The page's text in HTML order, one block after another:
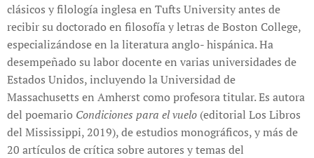
clásicos y filología inglesa en Tufts University antes de
recibir su doctorado en filosofía y letras de Boston College,
especializándose en la literatura anglo- hispánica. Ha
desempeñado su labor docente en varias universidades de
Estados Unidos, incluyendo la Universidad de
Massachusetts en Amherst como profesora titular. Es autora
del poemario Condiciones para el vuelo (editorial Los Libros
del Mississippi, 2019), de estudios monográficos, y más de
20 artículos de crítica sobre autores y temas del